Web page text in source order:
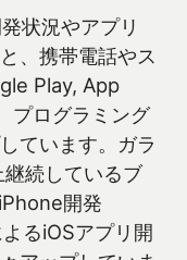
状況やアプリ
、携帯電話やス
Play, App
プログラミング
ています。ガラ
続しているブ
開発
るiOSアプリ開